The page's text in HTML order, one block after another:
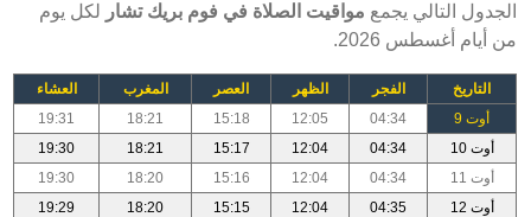
الجدول التالي يجمع مواقيت الصلاة في فوم بريك تشار لكل يوم
من أيام أغسطس 2026.
التاريخ الفجر الظهر العصر المغرب
العشاء
أوت 9
04:34
12:05
15:18
18:21
19:31
أوت 10
04:34
12:04
15:17
18:21
19:30
أوت 11
04:34
12:04
15:16
18:20
19:30
أوت 12
04:35
12:04
15:15
18:20
19:29